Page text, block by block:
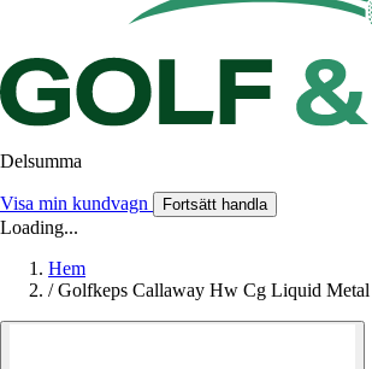
Delsumma
Visa min kundvagn Fortsätt handla
Loading...
Hem
/ Golfkeps Callaway Hw Cg Liquid Metal